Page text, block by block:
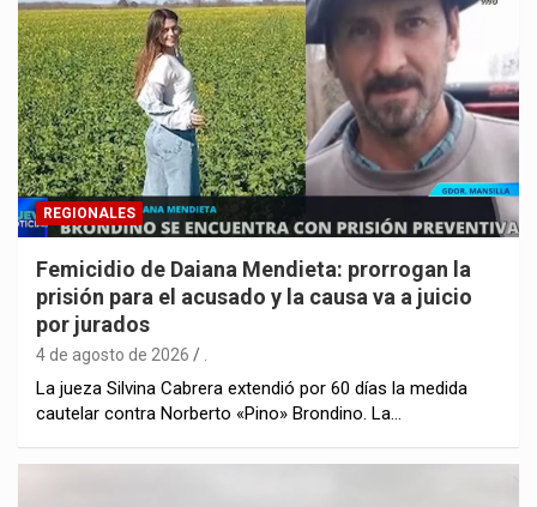
REGIONALES
Femicidio de Daiana Mendieta: prorrogan la
prisión para el acusado y la causa va a juicio
por jurados
4 de agosto de 2026 .
La jueza Silvina Cabrera extendió por 60 días la medida
cautelar contra Norberto «Pino» Brondino. La…